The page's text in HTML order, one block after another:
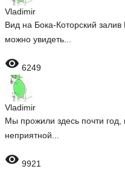
Vladimir
Вид на Бока-Которский
можно увидеть...
 6249
Vladimir
Мы прожили здесь почти год,
неприятной...
 9921